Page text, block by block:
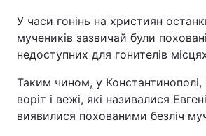
Головна Війна
Україна
У часи гонінь на християн
мучеників зазвичай були
недоступних для гонителів
Таким чином, у Константинополі,
воріт і вежі, які називалися
виявилися похованими безліч